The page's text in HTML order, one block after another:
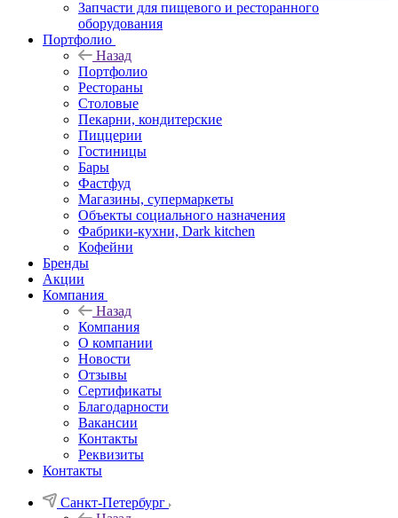
Запчасти для пищевого и ресторанного
оборудования
Портфолио
Назад
Портфолио
Рестораны
Столовые
Пекарни, кондитерские
Пиццерии
Гостиницы
Бары
Фастфуд
Магазины, супермаркеты
Объекты социального назначения
Фабрики-кухни, Dark kitchen
Кофейни
Бренды
Акции
Компания
Назад
Компания
О компании
Новости
Отзывы
Сертификаты
Благодарности
Вакансии
Контакты
Реквизиты
Контакты
Санкт-Петербург